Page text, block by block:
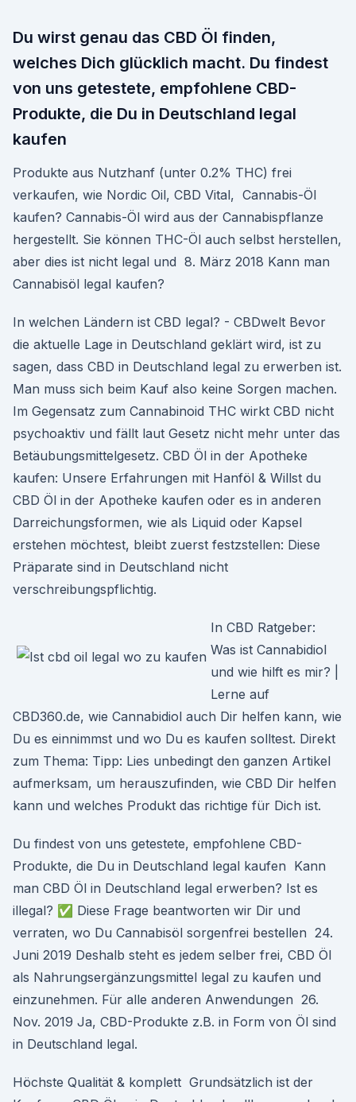
Du wirst genau das CBD Öl finden,
welches Dich glücklich macht. Du findest
von uns getestete, empfohlene CBD-
Produkte, die Du in Deutschland legal
kaufen
Produkte aus Nutzhanf (unter 0.2% THC) frei
verkaufen, wie Nordic Oil, CBD Vital, Cannabis-Öl
kaufen? Cannabis-Öl wird aus der Cannabispflanze
hergestellt. Sie können THC-Öl auch selbst herstellen,
aber dies ist nicht legal und 8. März 2018 Kann man
Cannabisöl legal kaufen?
In welchen Ländern ist CBD legal? - CBDwelt Bevor
die aktuelle Lage in Deutschland geklärt wird, ist zu
sagen, dass CBD in Deutschland legal zu erwerben ist.
Man muss sich beim Kauf also keine Sorgen machen.
Im Gegensatz zum Cannabinoid THC wirkt CBD nicht
psychoaktiv und fällt laut Gesetz nicht mehr unter das
Betäubungsmittelgesetz. CBD Öl in der Apotheke
kaufen: Unsere Erfahrungen mit Hanföl & Willst du
CBD Öl in der Apotheke kaufen oder es in anderen
Darreichungsformen, wie als Liquid oder Kapsel
erstehen möchtest, bleibt zuerst festzstellen: Diese
Präparate sind in Deutschland nicht
verschreibungspflichtig.
In CBD Ratgeber:
Was ist Cannabidiol
und wie hilft es mir? |
Lerne auf
CBD360.de, wie Cannabidiol auch Dir helfen kann, wie
Du es einnimmst und wo Du es kaufen solltest. Direkt
zum Thema: Tipp: Lies unbedingt den ganzen Artikel
aufmerksam, um herauszufinden, wie CBD Dir helfen
kann und welches Produkt das richtige für Dich ist.
Du findest von uns getestete, empfohlene CBD-
Produkte, die Du in Deutschland legal kaufen Kann
man CBD Öl in Deutschland legal erwerben? Ist es
illegal? ✅ Diese Frage beantworten wir Dir und
verraten, wo Du Cannabisöl sorgenfrei bestellen 24.
Juni 2019 Deshalb steht es jedem selber frei, CBD Öl
als Nahrungsergänzungsmittel legal zu kaufen und
einzunehmen. Für alle anderen Anwendungen 26.
Nov. 2019 Ja, CBD-Produkte z.B. in Form von Öl sind
in Deutschland legal.
Höchste Qualität & komplett Grundsätzlich ist der